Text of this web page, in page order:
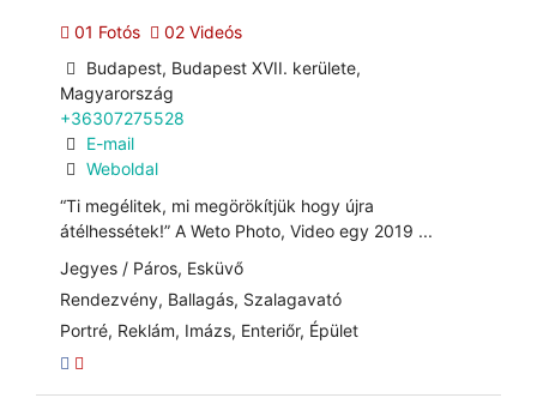
01 Fotós
02 Videós
Budapest, Budapest XVII. kerülete,
Magyarország
+36307275528
E-mail
Weboldal
“Ti megélitek, mi megörökítjük hogy újra
átélhessétek!” A Weto Photo, Video egy 2019 ...
Jegyes / Páros, Esküvő
Rendezvény, Ballagás, Szalagavató
Portré, Reklám, Imázs, Enteriőr, Épület